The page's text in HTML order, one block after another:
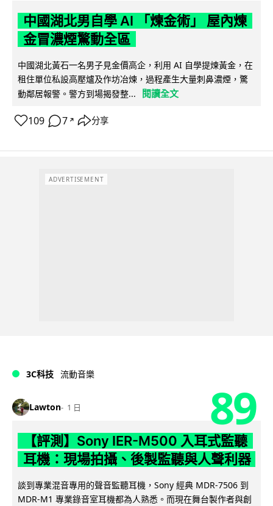
中國湖北男自學 AI 「煉金術」 屋內煉
金冒濃煙驚動全區
中國湖北黃石一名男子見金價高企，利用 AI 自學提煉黃金，在
租住單位私設高壓爐及作坊冶煉，過程產生大量刺鼻濃煙，驚
動鄰居報警。警方到場揭發整...
閱讀全文
109 7 ↗ 分享
ADVERTISEMENT
3C科技 流動音樂
Lawton 1 日 89
【評測】Sony IER-M500 入耳式監聽
耳機：現場拍攝、後製監聽與人聲利器
談到專業混音專用的聲音監聽耳機，Sony 經典 MDR-7506 到
MDR-M1 專業錄音室耳機都為人熟悉。而現在舞台製作者與創